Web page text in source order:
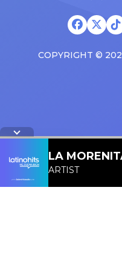
COPYRIGHT ©
LA
ARTIST
Letra de la cancion